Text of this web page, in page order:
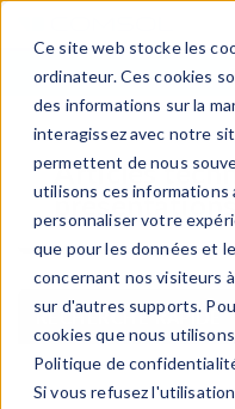
Ce site web stocke les
ordinateur. Ces cookies
des informations sur la
interagissez avec notre
permettent de nous
utilisons ces informations
personnaliser votre
que pour les données et
concernant nos visiteurs
sur d'autres supports.
cookies que nous
Politique de
Si vous refusez
Articles
présentations
RECHERCHE RAPIDE